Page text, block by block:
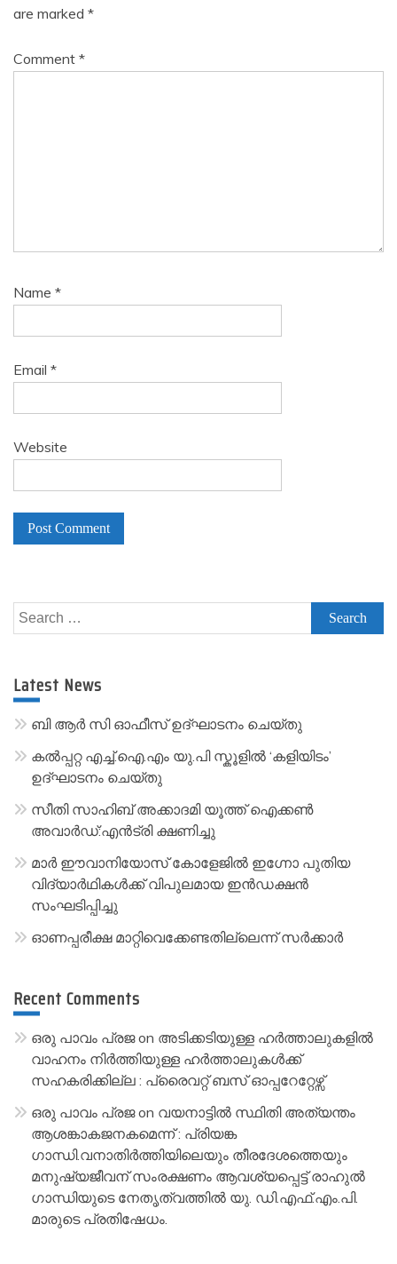
are marked *
Comment *
Name *
Email *
Website
l
n
a
e
Search
for:
Latest News
ബി ആർ സി ഓഫീസ് ഉദ്ഘാടനം ചെയ്തു
കൽപ്പറ്റ എച്ച്.ഐ.എം യു.പി സ്കൂ‌ളിൽ ‘കളിയിടം’
ഉദ്ഘാടനം ചെയ്തു
സീതി സാഹിബ് അക്കാദമി യൂത്ത് ഐക്കൺ
അവാർഡ്:എൻട്രി ക്ഷണിച്ചു
മാർ ഈവാനിയോസ് കോളേജിൽ ഇഗ്നോ പുതിയ
വിദ്യാർഥികൾക്ക് വിപുലമായ ഇൻഡക്ഷൻ
സംഘടിപ്പിച്ചു
ഓണപ്പരീക്ഷ മാറ്റിവെക്കേണ്ടതില്ലെന്ന് സർക്കാർ
Recent Comments
ഒരു പാവം പ്രജon അടിക്കടിയുള്ള ഹർത്താലുകളിൽ
വാഹനം നിർത്തിയുള്ള ഹർത്താലുകൾക്ക്
സഹകരിക്കില്ല : പ്രൈവറ്റ് ബസ് ഓപ്പറേറ്റേഴ്സ്
ഒരു പാവം പ്രജon വയനാട്ടിൽ സ്ഥിതി അത്യന്തം
ആശങ്കാകജനകമെന്ന് : പ്രിയങ്ക
ഗാന്ധി.വനാതിർത്തിയിലെയും തീരദേശത്തെയും
മനുഷ്യജീവന് സംരക്ഷണം ആവശ്യപ്പെട്ട് രാഹുൽ
ഗാന്ധിയുടെ നേതൃത്വത്തിൽ യു. ഡി.എഫ്.എം.പി.
മാരുടെ പ്രതിഷേധം.